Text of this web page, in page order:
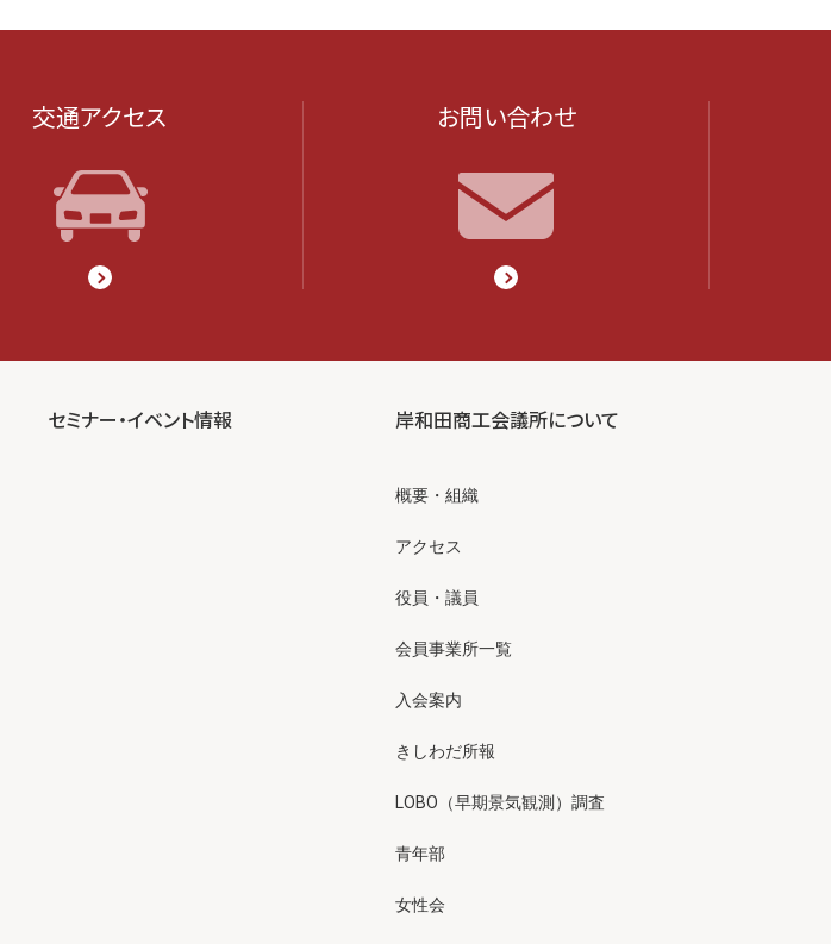
交通アクセス お問い合わせ
セミナー・イベント情報 岸和田商工会議所について
概要・組織
アクセス
役員・議員
会員事業所一覧
入会案内
きしわだ所報
LOBO（早期景気観測）調査
青年部
女性会